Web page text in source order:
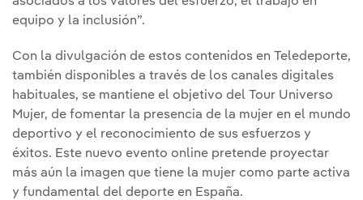
equipo y la inclusión”.
Con la divulgación de estos contenidos en Teledeporte,
también disponibles a través de los canales digitales
habituales, se mantiene el objetivo del Tour Universo
Mujer, de fomentar la presencia de la mujer en el mundo
deportivo y el reconocimiento de sus esfuerzos y
éxitos. Este nuevo evento online pretende proyectar
más aún la imagen que tiene la mujer como parte activa
y fundamental del deporte en España.